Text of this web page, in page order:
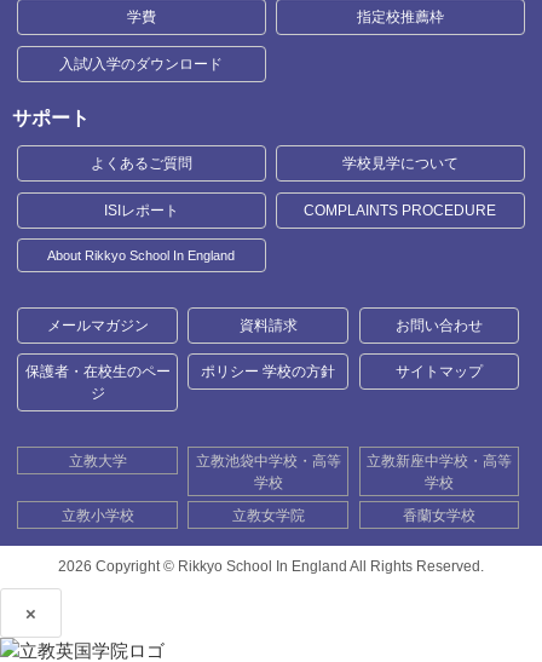
学費 指定校推薦枠
入試/入学のダウンロード
サポート
よくあるご質問 学校見学について
ISIレポート COMPLAINTS PROCEDURE
About Rikkyo School In England
メールマガジン 資料請求 お問い合わせ
保護者・在校生のペー
ジ
ポリシー 学校の方針 サイトマップ
立教大学
立教池袋中学校・高等
学校
立教新座中学校・高等
学校
立教小学校
立教女学院 香蘭女学校
2026 Copyright © Rikkyo School In England All Rights Reserved.
×